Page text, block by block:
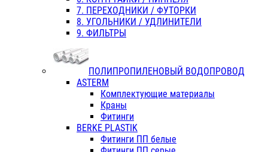
7. ПЕРЕХОДНИКИ / ФУТОРКИ
8. УГОЛЬНИКИ / УДЛИНИТЕЛИ
9. ФИЛЬТРЫ
ПОЛИПРОПИЛЕНОВЫЙ ВОДОПРОВОД
ASTERM
Комплектующие материалы
Краны
Фитинги
BERKE PLASTIK
Фитинги ПП белые